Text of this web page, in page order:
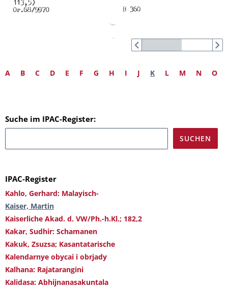
A B C D E F G H I J K L M N O
Suche im IPAC-Register:
IPAC-Register
Kahlo, Gerhard: Malayisch-
Kaiser, Martin
Kaiserliche Akad. d. VW/Ph.-h.Kl.; 182,2
Kakar, Sudhir: Schamanen
Kakuk, Zsuzsa; Kasantatarische
Kalendarnye obycai i obrjady
Kalhana: Rajatarangini
Kalidasa: Abhijnanasakuntala